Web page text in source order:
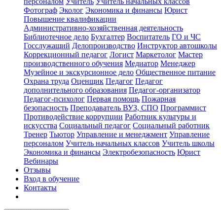
Фотограф Эколог Экономика и финансы Юрист
Повышение квалификации
Административно-хозяйственная деятельность
Библиотечное дело Бухгалтер Воспитатель ГО и ЧС
Госслужащий Делопроизводство Инструктор автошколы
Коррекционный педагог Логист Маркетолог Мастер
производственного обучения Медиатор Менеджер
Музейное и экскурсионное дело Общественное питание
Охрана труда Оценщик Педагог Педагог
дополнительного образования Педагог-организатор
Педагог-психолог Первая помощь Пожарная
безопасность Преподаватель ВУЗ, СПО Программист
Противодействие коррупции Работник культуры и
искусства Социальный педагог Социальный работник
Тренер Тьютор Управление и менеджмент Управление
персоналом Учитель начальных классов Учитель школы
Экономика и финансы Электробезопасность Юрист
Вебинары
Отзывы
Вход в обучение
Контакты